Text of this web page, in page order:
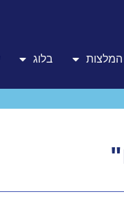
המלצות בלוג